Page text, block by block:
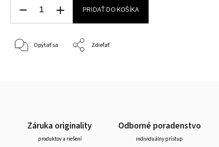
PRIDAŤ DO KOŠÍKA
Opýtať sa Zdieľať
Záruka originality
produktov a riešení
Odborné poradenstvo
individuálny prístup